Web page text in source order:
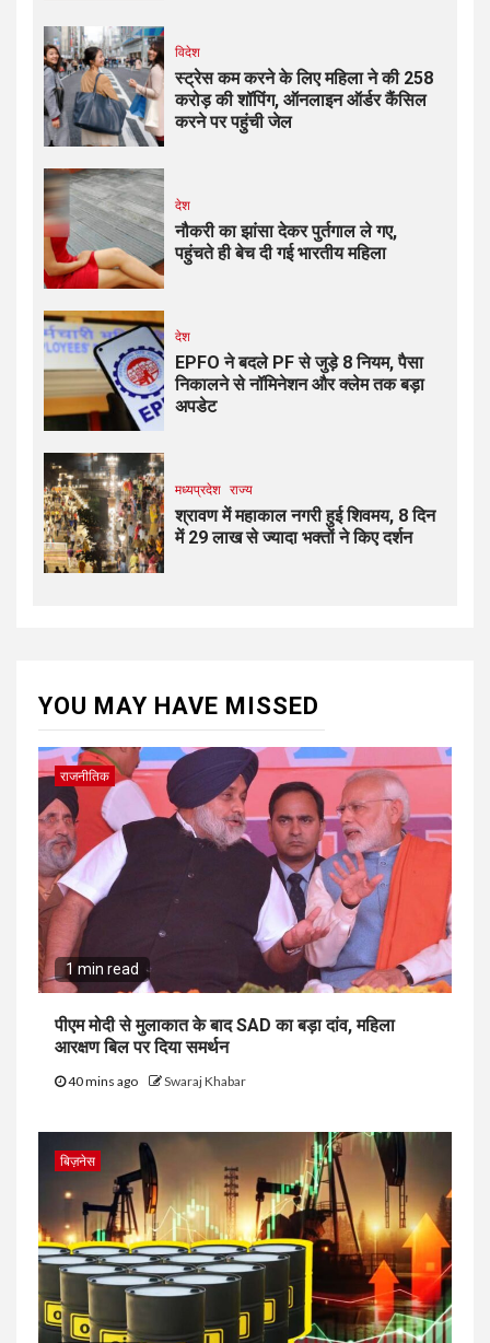
विदेश
स्ट्रेस कम करने के लिए महिला ने की ₹258
करोड़ की शॉपिंग, ऑनलाइन ऑर्डर कैंसिल
करने पर पहुंची जेल
देश
नौकरी का झांसा देकर पुर्तगाल ले गए,
पहुंचते ही बेच दी गई भारतीय महिला
देश
EPFO ने बदले PF से जुड़े 8 नियम, पैसा
निकालने से नॉमिनेशन और क्लेम तक बड़ा
अपडेट
मध्यप्रदेश राज्य
श्रावण में महाकाल नगरी हुई शिवमय, 8 दिन
में 29 लाख से ज्यादा भक्तों ने किए दर्शन
YOU MAY HAVE MISSED
राजनीतिक
1 min read
पीएम मोदी से मुलाकात के बाद SAD का बड़ा दांव, महिला
आरक्षण बिल पर दिया समर्थन
40 mins ago Swaraj Khabar
बिज़नेस